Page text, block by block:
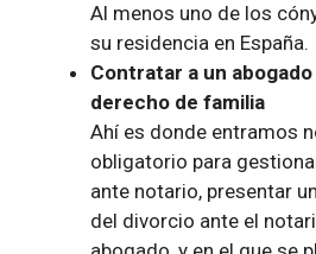
Al menos uno de los
su residencia en España.
Contratar a un
derecho de familia
Ahí es donde entramos
obligatorio para
ante notario, presentar
del divorcio ante el